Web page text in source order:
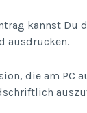
kannst Du
ausdrucken.
die am PC